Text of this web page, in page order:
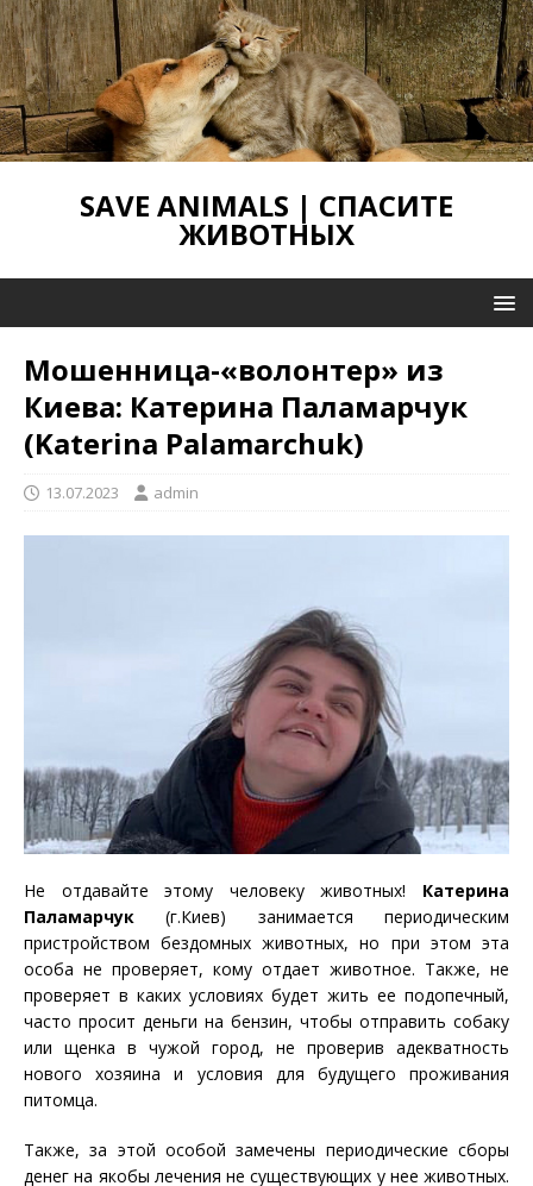
SAVE ANIMALS | СПАСИТЕ
ЖИВОТНЫХ
Мошенница-«волонтер» из
Киева: Катерина Паламарчук
(Katerina Palamarchuk)
13.07.2023 admin
Не отдавайте этому человеку животных! Катерина
Паламарчук (г.Киев) занимается периодическим
пристройством бездомных животных, но при этом эта
особа не проверяет, кому отдает животное. Также, не
проверяет в каких условиях будет жить ее подопечный,
часто просит деньги на бензин, чтобы отправить собаку
или щенка в чужой город, не проверив адекватность
нового хозяина и условия для будущего проживания
питомца.
Также, за этой особой замечены периодические сборы
денег на якобы лечения не существующих у нее животных.